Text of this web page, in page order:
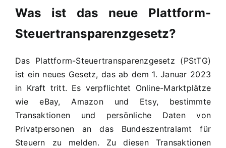
Was ist das neue Plattform-
Steuertransparenzgesetz?
Das Plattform-Steuertransparenzgesetz (PStTG)
ist ein neues Gesetz, das ab dem 1. Januar 2023
in Kraft tritt. Es verpflichtet Online-Marktplätze
wie eBay, Amazon und Etsy, bestimmte
Transaktionen und persönliche Daten von
Privatpersonen an das Bundeszentralamt für
Steuern zu melden. Zu diesen Transaktionen